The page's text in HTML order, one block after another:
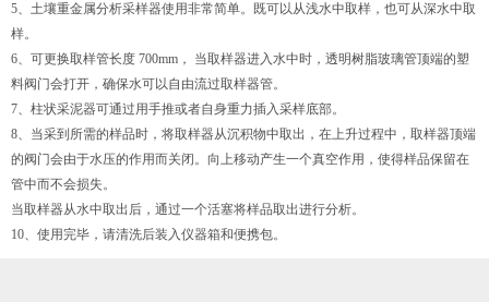
5、土壤重金属分析采样器使用非常简单。既可以从浅水中取样，也可从深水中取
样。
6、可更换取样管长度 700mm， 当取样器进入水中时，透明树脂玻璃管顶端的塑
料阀门会打开，确保水可以自由流过取样器管。
7、柱状采泥器可通过用手推或者自身重力插入采样底部。
8、当采到所需的样品时，将取样器从沉积物中取出，在上升过程中，取样器顶端
的阀门会由于水压的作用而关闭。向上移动产生一个真空作用，使得样品保留在
管中而不会损失。
当取样器从水中取出后，通过一个活塞将样品取出进行分析。
10、使用完毕，请清洗后装入仪器箱和便携包。